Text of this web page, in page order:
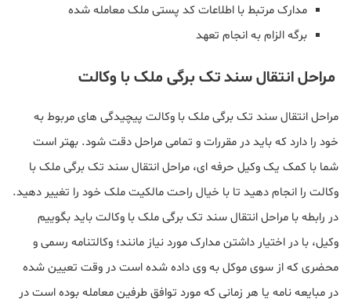
مدارک مرتبط با اطلاعات کد پستی ملک معامله شده
برگه الزام به انجام تعهد
مراحل انتقال سند تک برگی ملک با وکالت
مراحل انتقال سند تک برگی ملک با وکالت پیچیدگی های مربوط به
خود را دارد که باید در مقررات و تمامی مراحل دقت شود. بهتر است
شما با کمک یک وکیل حرفه‌ ای، مراحل انتقال سند تک برگی ملک با
وکالت را انجام دهید تا با خیال راحت مالکیت ملک خود را تغییر دهید.
در رابطه با مراحل انتقال سند تک برگی ملک با وکالت باید بگوییم
وکیل، با در اختیار داشتن مدارک مورد نیاز مانند؛ وکالتنامه رسمی و
محضری که از سوی موکل به وی داده شده است در وقت تعیین شده
در مبایعه نامه یا هر زمانی که مورد توافق طرفین معامله بوده است در